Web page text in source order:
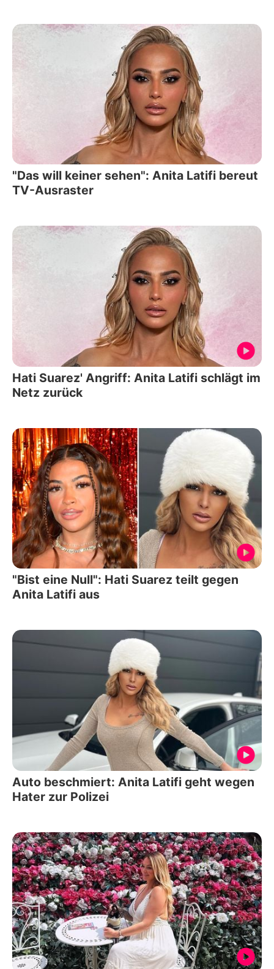
"Das will keiner sehen": Anita Latifi bereut
TV-Ausraster
Hati Suarez' Angriff: Anita Latifi schlägt im
Netz zurück
"Bist eine Null": Hati Suarez teilt gegen
Anita Latifi aus
Auto beschmiert: Anita Latifi geht wegen
Hater zur Polizei